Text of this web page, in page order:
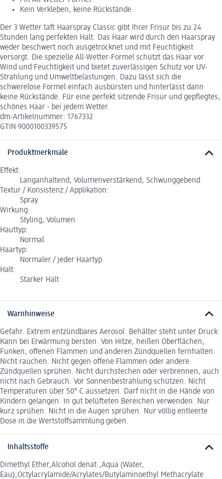
Kein Verkleben, keine Rückstände
Der 3 Wetter taft Haarspray Classic gibt Ihrer Frisur bis zu 24
Stunden lang perfekten Halt. Das Haar wird durch den Haarspray
weder beschwert noch ausgetrocknet und mit Feuchtigkeit
versorgt. Die spezielle All-Wetter-Formel schützt das Haar vor
Wind und Feuchtigkeit und bietet zuverlässigen Schutz vor UV-
Strahlung und Umweltbelastungen. Dazu lässt sich die
schwerelose Formel einfach ausbürsten und hinterlässt dann
keine Rückstände. Für eine perfekt sitzende Frisur und gepflegtes,
schönes Haar - bei jedem Wetter.
dm-Artikelnummer: 1767332
GTIN 9000100339575
Produktmerkmale
Effekt:
Langanhaltend, Volumenverstärkend, Schwunggebend
Textur / Konsistenz / Applikation:
Spray
Wirkung:
Styling, Volumen
Hauttyp:
Normal
Haartyp:
Normaler / jeder Haartyp
Halt:
Starker Halt
Warnhinweise
Gefahr. Extrem entzündbares Aerosol. Behälter steht unter Druck:
Kann bei Erwärmung bersten. Von Hitze, heißen Oberflächen,
Funken, offenen Flammen und anderen Zündquellen fernhalten.
Nicht rauchen. Nicht gegen offene Flammen oder andere
Zündquellen sprühen. Nicht durchstechen oder verbrennen, auch
nicht nach Gebrauch. Vor Sonnenbestrahlung schützen. Nicht
Temperaturen über 50° C aussetzen. Darf nicht in die Hände von
Kindern gelangen. In gut belüfteten Bereichen verwenden. Nur
kurz sprühen. Nicht in die Augen sprühen. Nur völlig entleerte
Dose in die Wertstoffsammlung geben.
Inhaltsstoffe
Dimethyl Ether,Alcohol denat.,Aqua (Water,
Eau),Octylacrylamide/Acrylates/Butylaminoethyl Methacrylate